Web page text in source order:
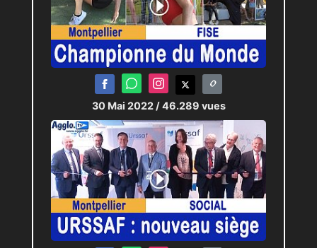
30 Mai 2022 / 46.289 vues